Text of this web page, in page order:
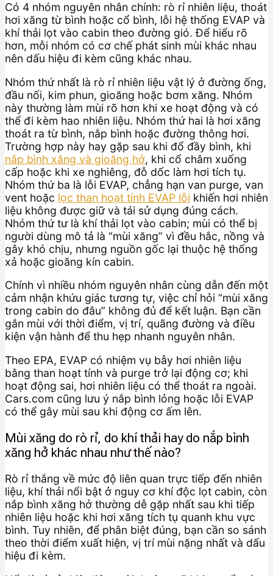
Có 4 nhóm nguyên nhân chính: rò rỉ nhiên liệu, thoát
hơi xăng từ bình hoặc cổ bình, lỗi hệ thống EVAP và
khí thải lọt vào cabin theo đường gió. Để hiểu rõ
hơn, mỗi nhóm có cơ chế phát sinh mùi khác nhau
nên dấu hiệu đi kèm cũng khác nhau.
Nhóm thứ nhất là rò rỉ nhiên liệu vật lý ở đường ống,
đầu nối, kim phun, gioăng hoặc bơm xăng. Nhóm
này thường làm mùi rõ hơn khi xe hoạt động và có
thể đi kèm hao nhiên liệu. Nhóm thứ hai là hơi xăng
thoát ra từ bình, nắp bình hoặc đường thông hơi.
Trường hợp này hay gặp sau khi đổ đầy bình, khi
nắp bình xăng và gioăng hở, khi cổ châm xuống
cấp hoặc khi xe nghiêng, đỗ dốc làm hơi tích tụ.
Nhóm thứ ba là lỗi EVAP, chẳng hạn van purge, van
vent hoặc lọc than hoạt tính EVAP lỗi khiến hơi nhiên
liệu không được giữ và tái sử dụng đúng cách.
Nhóm thứ tư là khí thải lọt vào cabin; mùi có thể bị
người dùng mô tả là “mùi xăng” vì đều hắc, nồng và
gây khó chịu, nhưng nguồn gốc lại thuộc hệ thống
xả hoặc gioăng kín cabin.
Chính vì nhiều nhóm nguyên nhân cùng dẫn đến một
cảm nhận khứu giác tương tự, việc chỉ hỏi “mùi xăng
trong cabin do đâu” không đủ để kết luận. Bạn cần
gắn mùi với thời điểm, vị trí, quãng đường và điều
kiện vận hành để thu hẹp nhanh nguyên nhân.
Theo EPA, EVAP có nhiệm vụ bẫy hơi nhiên liệu
bằng than hoạt tính và purge trở lại động cơ; khi
hoạt động sai, hơi nhiên liệu có thể thoát ra ngoài.
Cars.com cũng lưu ý nắp bình lỏng hoặc lỗi EVAP
có thể gây mùi sau khi động cơ ấm lên.
Mùi xăng do rò rỉ, do khí thải hay do nắp bình
xăng hở khác nhau như thế nào?
Rò rỉ thắng về mức độ liên quan trực tiếp đến nhiên
liệu, khí thải nổi bật ở nguy cơ khí độc lọt cabin, còn
nắp bình xăng hở thường dễ gặp nhất sau khi tiếp
nhiên liệu hoặc khi hơi xăng tích tụ quanh khu vực
bình. Tuy nhiên, để phân biệt đúng, bạn cần so sánh
theo thời điểm xuất hiện, vị trí mùi nặng nhất và dấu
hiệu đi kèm.